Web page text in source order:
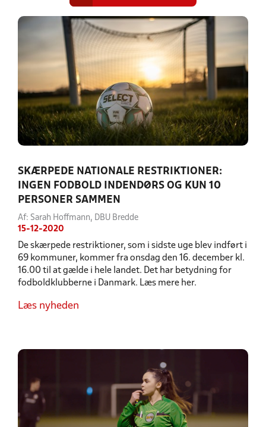
SKÆRPEDE NATIONALE RESTRIKTIONER:
INGEN FODBOLD INDENDØRS OG KUN 10
PERSONER SAMMEN
Af: Sarah Hoffmann, DBU Bredde
15-12-2020
De skærpede restriktioner, som i sidste uge blev indført i
69 kommuner, kommer fra onsdag den 16. december kl.
16.00 til at gælde i hele landet. Det har betydning for
fodboldklubberne i Danmark. Læs mere her.
Læs nyheden